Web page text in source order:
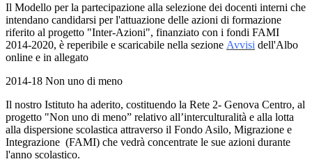
Il Modello per la partecipazione alla selezione dei docenti interni che
intendano candidarsi per l'attuazione delle azioni di formazione
riferito al progetto "Inter-Azioni", finanziato con i fondi FAMI
2014-2020, è reperibile e scaricabile nella sezione Avvisi dell'Albo
online e in allegato
2014-18 Non uno di meno
Il nostro Istituto ha aderito, costituendo la Rete 2- Genova Centro, al
progetto "Non uno di meno” relativo all’interculturalità e alla lotta
alla dispersione scolastica attraverso il Fondo Asilo, Migrazione e
Integrazione (FAMI) che vedrà concentrate le sue azioni durante
l'anno scolastico.